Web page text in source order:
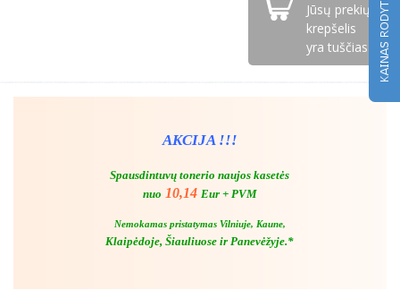
Jūsų prekių
krepšelis
yra tuščias
AKCIJA !!!
Spausdintuvų tonerio naujos kasetės
nuo 10,14 Eur + PVM
Nemokamas pristatymas Vilniuje, Kaune,
Klaipėdoje, Šiauliuose ir Panevėžyje.*